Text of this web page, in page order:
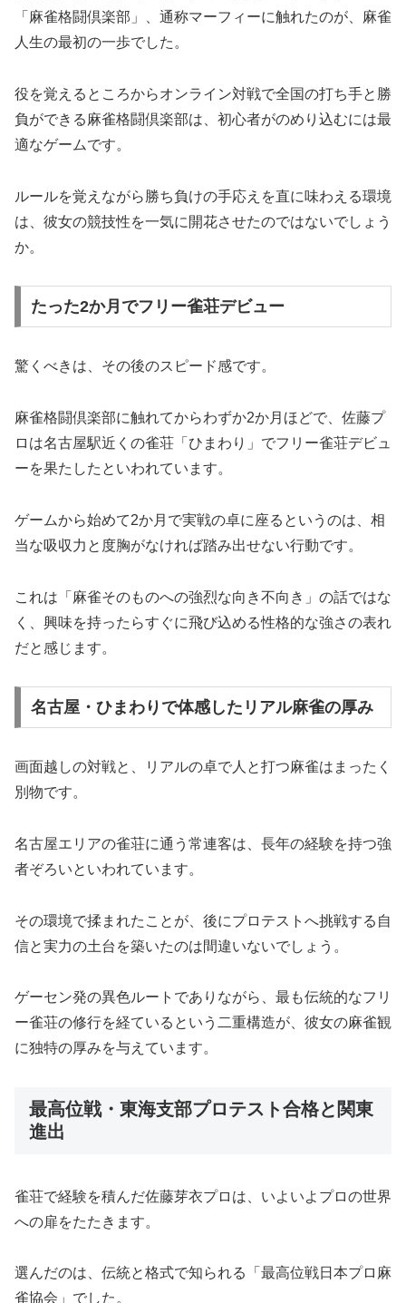
「麻雀格闘倶楽部」、通称マーフィーに触れたのが、麻雀
人生の最初の一歩でした。
役を覚えるところからオンライン対戦で全国の打ち手と勝
負ができる麻雀格闘倶楽部は、初心者がのめり込むには最
適なゲームです。
ルールを覚えながら勝ち負けの手応えを直に味わえる環境
は、彼女の競技性を一気に開花させたのではないでしょう
か。
たった2か月でフリー雀荘デビュー
驚くべきは、その後のスピード感です。
麻雀格闘倶楽部に触れてからわずか2か月ほどで、佐藤プ
ロは名古屋駅近くの雀荘「ひまわり」でフリー雀荘デビュ
ーを果たしたといわれています。
ゲームから始めて2か月で実戦の卓に座るというのは、相
当な吸収力と度胸がなければ踏み出せない行動です。
これは「麻雀そのものへの強烈な向き不向き」の話ではな
く、興味を持ったらすぐに飛び込める性格的な強さの表れ
だと感じます。
名古屋・ひまわりで体感したリアル麻雀の厚み
画面越しの対戦と、リアルの卓で人と打つ麻雀はまったく
別物です。
名古屋エリアの雀荘に通う常連客は、長年の経験を持つ強
者ぞろいといわれています。
その環境で揉まれたことが、後にプロテストへ挑戦する自
信と実力の土台を築いたのは間違いないでしょう。
ゲーセン発の異色ルートでありながら、最も伝統的なフリ
ー雀荘の修行を経ているという二重構造が、彼女の麻雀観
に独特の厚みを与えています。
最高位戦・東海支部プロテスト合格と関東
進出
雀荘で経験を積んだ佐藤芽衣プロは、いよいよプロの世界
への扉をたたきます。
選んだのは、伝統と格式で知られる「最高位戦日本プロ麻
雀協会」でした。